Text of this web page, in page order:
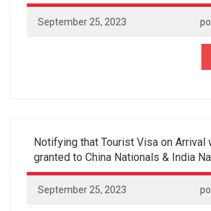
September 25, 2023
Notifying that Tourist Visa on Arrival
granted to China Nationals & India
September 25, 2023